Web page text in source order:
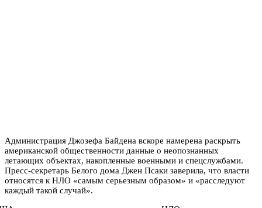
Администрация Джозефа Байдена вскоре намерена раскрыть
американской общественности данные о неопознанных
летающих объектах, накопленные военными и спецслужбами.
Пресс-секретарь Белого дома Джен Псаки заверила, что власти
относятся к НЛО «самым серьезным образом» и «расследуют
каждый такой случай».